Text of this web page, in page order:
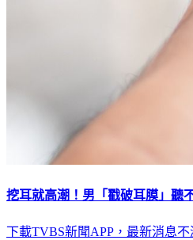
挖耳就高潮！男「戳破耳膜」
下載TVBS新聞APP，最新消息不